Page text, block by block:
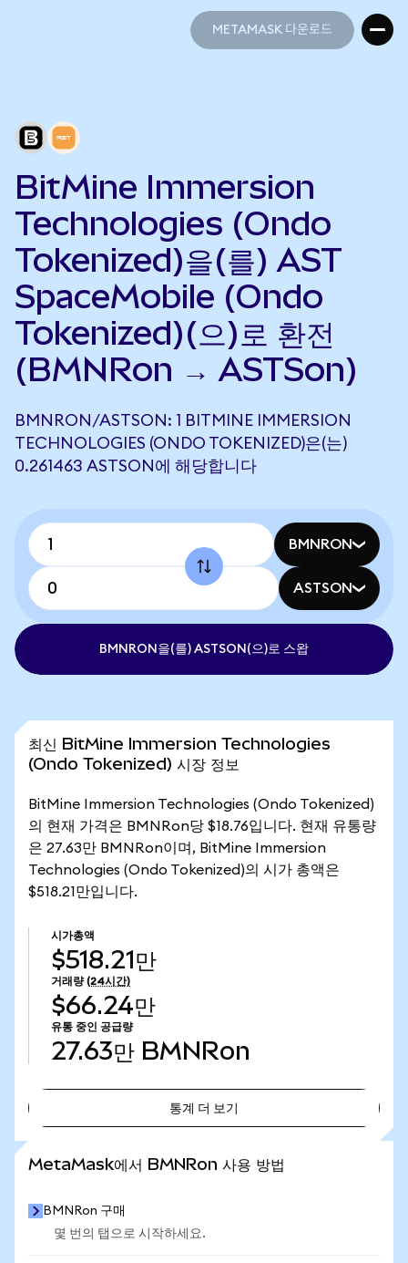
METAMASK 다운로드
BitMine Immersion
Technologies (Ondo
Tokenized)을(를) AST
SpaceMobile (Ondo
Tokenized)(으)로 환전
(BMNRon → ASTSon)
BMNRON/ASTSON: 1 BITMINE IMMERSION
TECHNOLOGIES (ONDO TOKENIZED)은(는)
0.261463 ASTSON에 해당합니다
BMNRON
ASTSON
BMNRON을(를) ASTSON(으)로 스왑
최신 BitMine Immersion Technologies
(Ondo Tokenized) 시장 정보
BitMine Immersion Technologies (Ondo Tokenized)
의 현재 가격은 BMNRon당 $18.76입니다. 현재 유통량
은 27.63만 BMNRon이며, BitMine Immersion
Technologies (Ondo Tokenized)의 시가 총액은
$518.21만입니다.
시가총액
$518.21만
거래량 (24시간)
$66.24만
유통 중인 공급량
27.63만 BMNRon
통계 더 보기
MetaMask에서 BMNRon 사용 방법
BMNRon 구매
몇 번의 탭으로 시작하세요.